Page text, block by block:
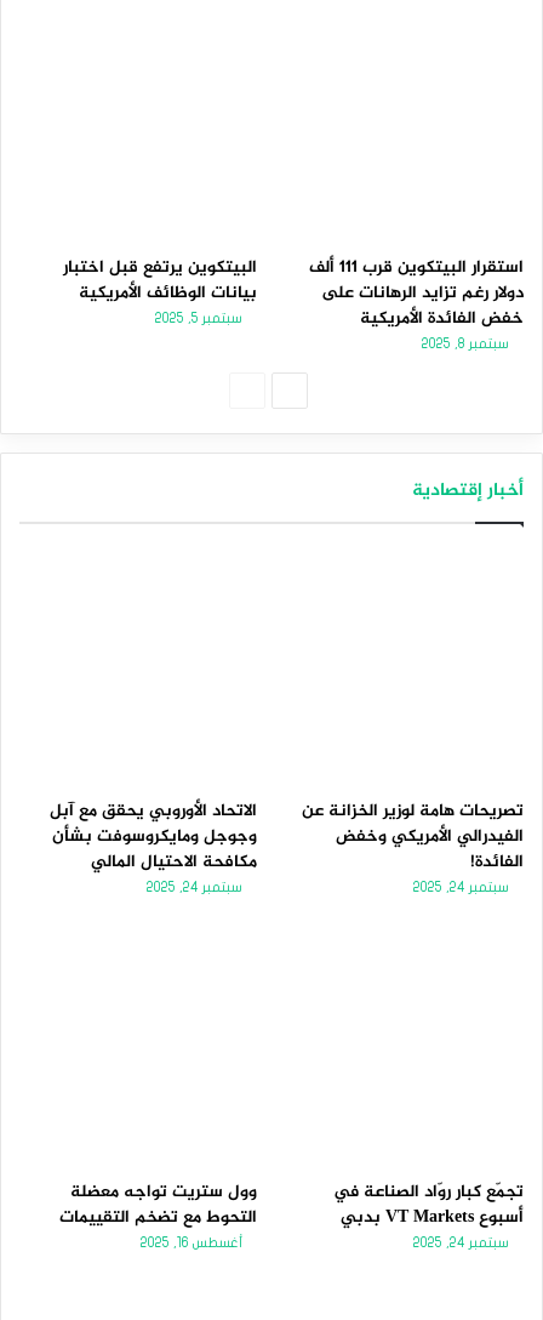
استقرار البيتكوين قرب 111 ألف
دولار رغم تزايد الرهانات على
خفض الفائدة الأمريكية
سبتمبر 8, 2025
البيتكوين يرتفع قبل اختبار
بيانات الوظائف الأمريكية
سبتمبر 5, 2025
أخبار إقتصادية
تصريحات هامة لوزير الخزانة عن
الفيدرالي الأمريكي وخفض
الفائدة!
سبتمبر 24, 2025
الاتحاد الأوروبي يحقق مع آبل
وجوجل ومايكروسوفت بشأن
مكافحة الاحتيال المالي
سبتمبر 24, 2025
تجمّع كبار روّاد الصناعة في
أسبوع VT Markets بدبي
سبتمبر 24, 2025
وول ستريت تواجه معضلة
التحوط مع تضخم التقييمات
أغسطس 16, 2025